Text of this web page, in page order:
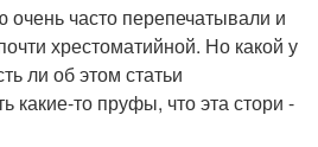
часто перепечатывали и
хрестоматийной. Но какой у
ли об этом статьи
какие-то пруфы, что эта стори -